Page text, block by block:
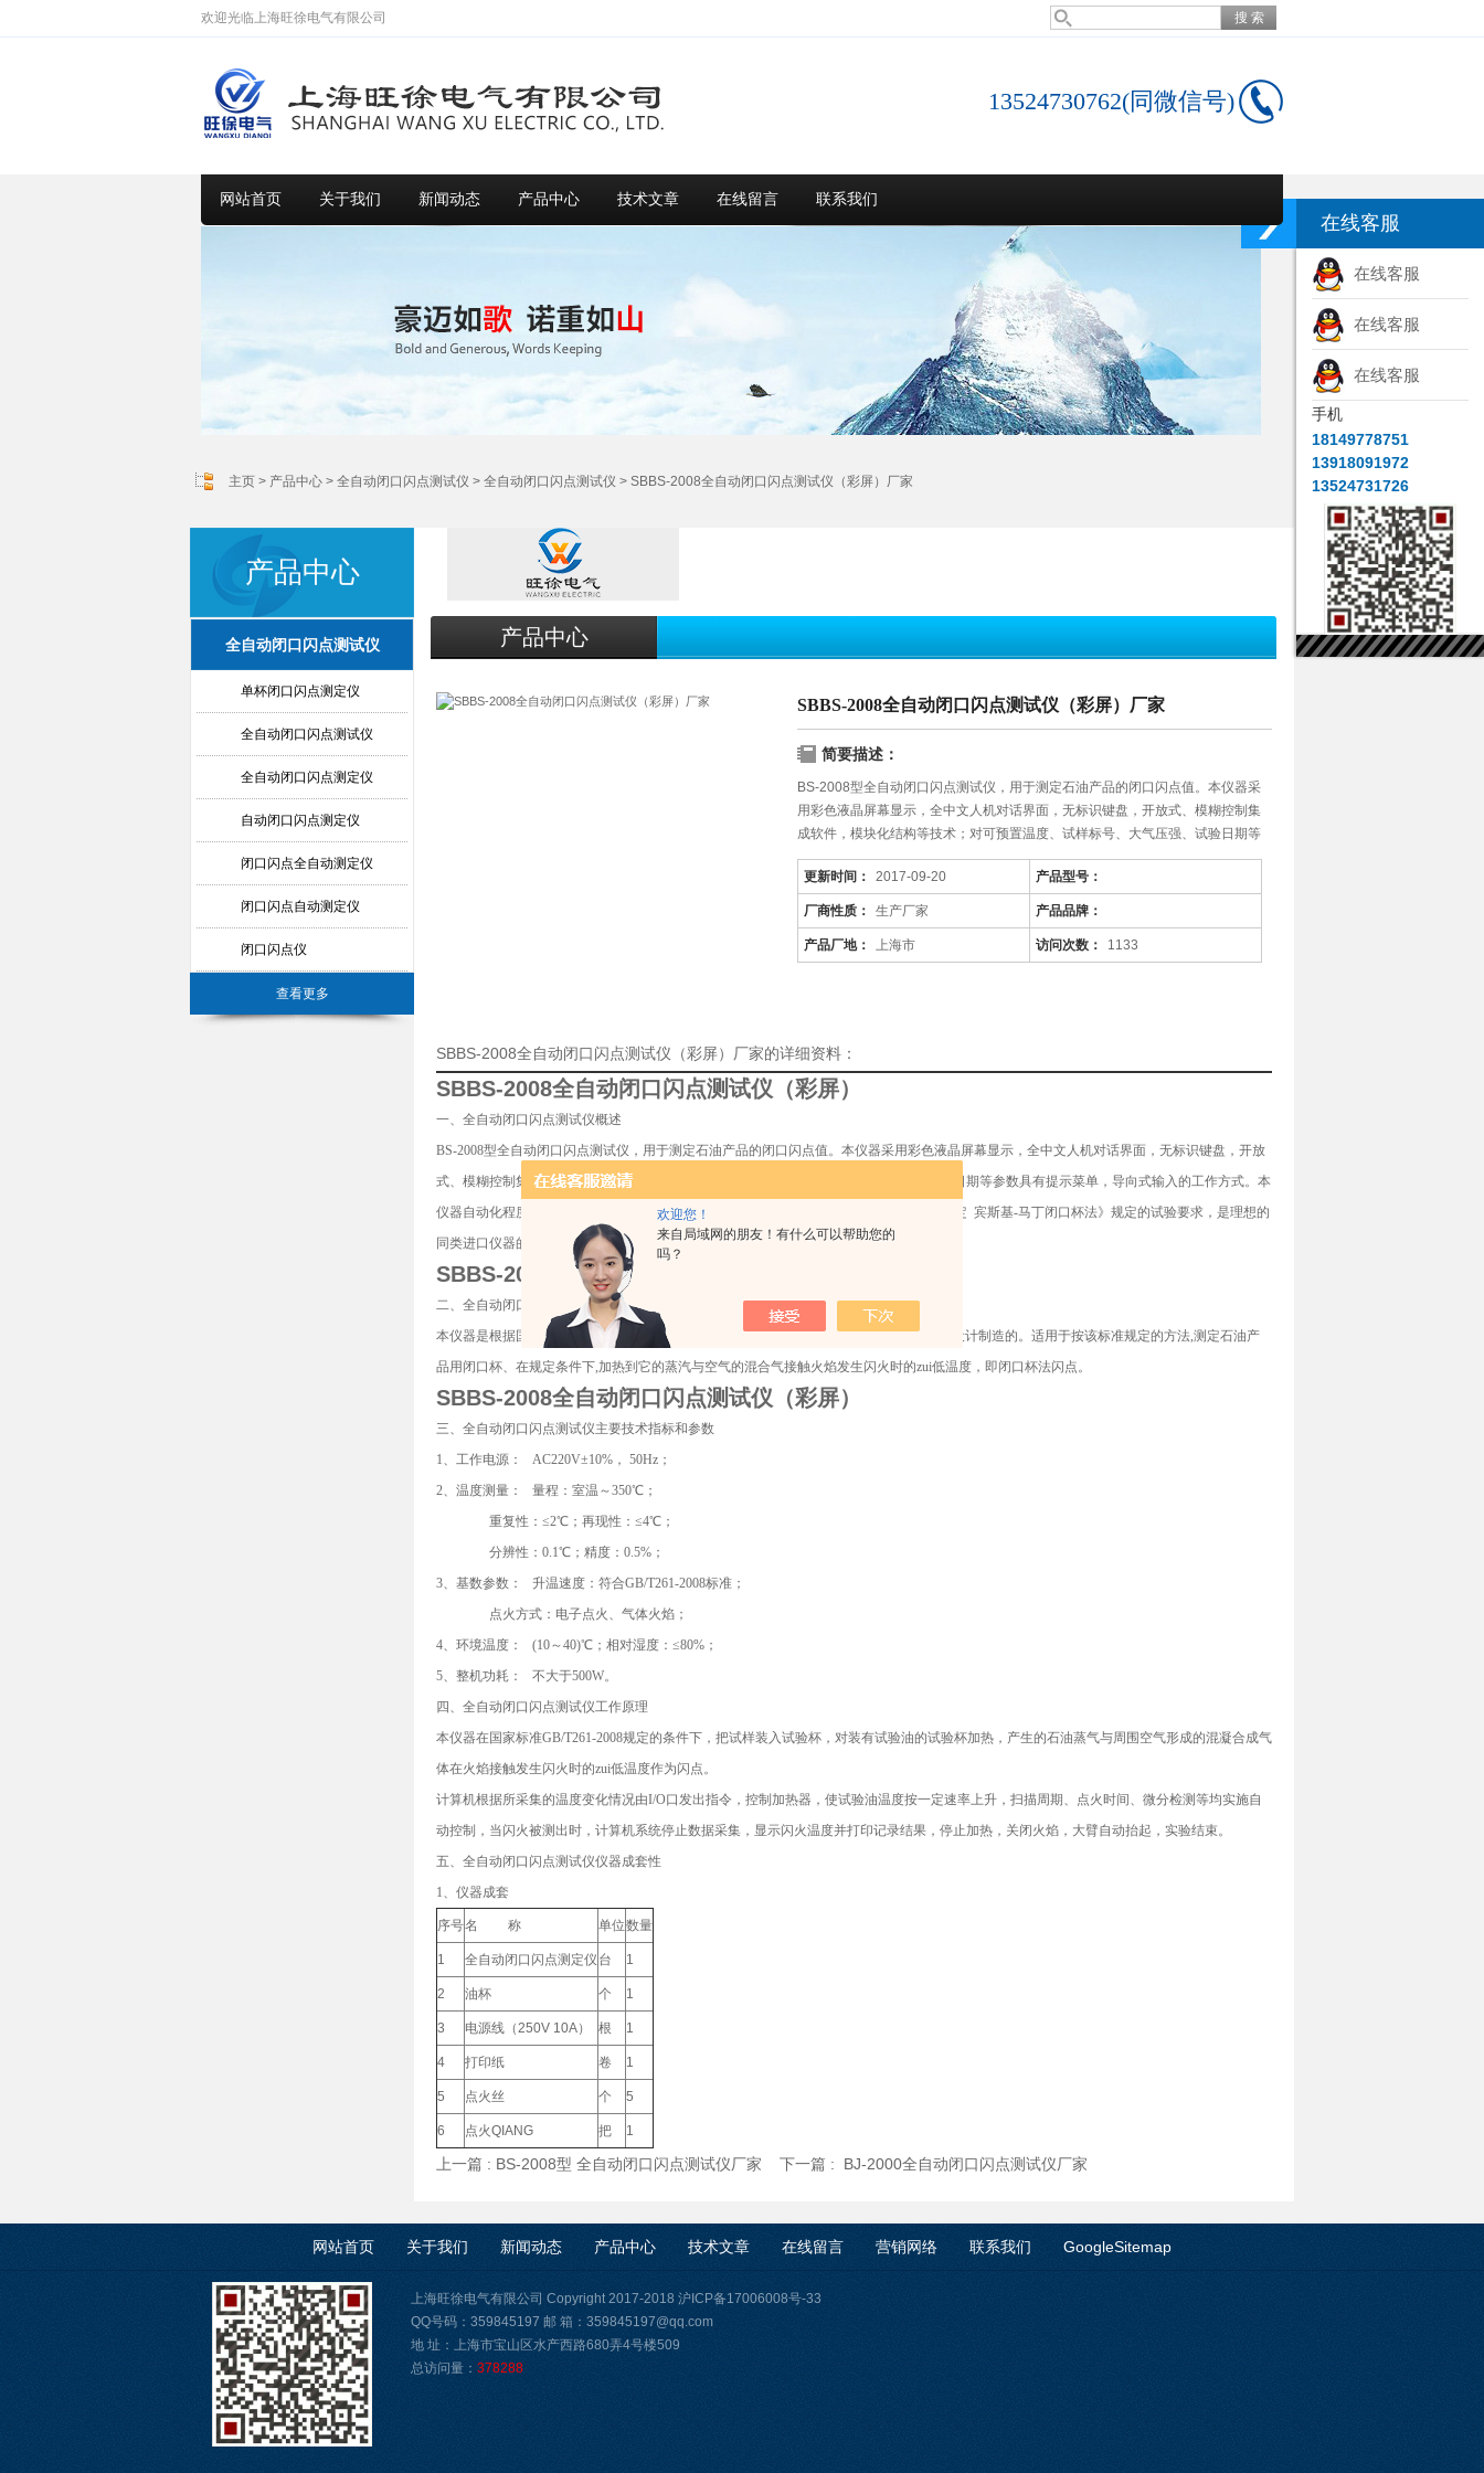
欢迎您！
来自局域网的朋友！有什么可以帮助您的
吗？
欢迎光临上海旺徐电气有限公司
13524730762(同微信号)
网站首页 关于我们 新闻动态 产品中心 技术文章 在线留言 联系我们
主页 > 产品中心 > 全自动闭口闪点测试仪 > 全自动闭口闪点测试仪 > SBBS-2008全自动闭口闪点测试仪（彩屏）厂家
产品中心
全自动闭口闪点测试仪
单杯闭口闪点测定仪
全自动闭口闪点测试仪
全自动闭口闪点测定仪
自动闭口闪点测定仪
闭口闪点全自动测定仪
闭口闪点自动测定仪
闭口闪点仪
查看更多
产品中心
SBBS-2008全自动闭口闪点测试仪（彩屏）厂家
简要描述：
BS-2008型全自动闭口闪点测试仪，用于测定石油产品的闭口闪点值。本仪器采
用彩色液晶屏幕显示，全中文人机对话界面，无标识键盘，开放式、模糊控制集
成软件，模块化结构等技术；对可预置温度、试样标号、大气压强、试验日期等
参
更新时间：
2017-09-20 产品型号：
厂商性质： 生产厂家 产品品牌：
产品厂地： 上海市 访问次数： 1133
SBBS-2008全自动闭口闪点测试仪（彩屏）厂家的详细资料：
SBBS-2008全自动闭口闪点测试仪（彩屏）
一、全自动闭口闪点测试仪概述
BS-2008型全自动闭口闪点测试仪，用于测定石油产品的闭口闪点值。本仪器采用彩色液晶屏幕显示，全中文人机对话界面，无标识键盘，开放
式、模糊控制集成软件，模块化结构等技术；对可预置温度、试样标号、大气压强、试验日期等参数具有提示菜单，导向式输入的工作方式。本
仪器自动化程度高，使用方便、快捷，符合中华人民共和国标准GB/T261-2008《闪点的测定 宾斯基-马丁闭口杯法》规定的试验要求，是理想的
同类进口仪器的替代产品，可广泛用于铁路、航空、电力、石油行业及科研部门。
SBBS-2008全自动闭口闪点测试仪（彩屏）
二、全自动闭口闪点测试仪适用标准及适用范围
本仪器是根据国家标准GB/T261-2008《闪点的测定 宾斯基-马丁闭口杯法》所规定的要求设计制造的。适用于按该标准规定的方法,测定石油产
品用闭口杯、在规定条件下,加热到它的蒸汽与空气的混合气接触火焰发生闪火时的zui低温度，即闭口杯法闪点。
SBBS-2008全自动闭口闪点测试仪（彩屏）
三、全自动闭口闪点测试仪主要技术指标和参数
1、工作电源： AC220V±10%， 50Hz；
2、温度测量： 量程：室温～350℃；
重复性：≤2℃；再现性：≤4℃；
分辨性：0.1℃；精度：0.5%；
3、基数参数： 升温速度：符合GB/T261-2008标准；
点火方式：电子点火、气体火焰；
4、环境温度： (10～40)℃；相对湿度：≤80%；
5、整机功耗： 不大于500W。
四、全自动闭口闪点测试仪工作原理
本仪器在国家标准GB/T261-2008规定的条件下，把试样装入试验杯，对装有试验油的试验杯加热，产生的石油蒸气与周围空气形成的混凝合成气
体在火焰接触发生闪火时的zui低温度作为闪点。
计算机根据所采集的温度变化情况由I/O口发出指令，控制加热器，使试验油温度按一定速率上升，扫描周期、点火时间、微分检测等均实施自
动控制，当闪火被测出时，计算机系统停止数据采集，显示闪火温度并打印记录结果，停止加热，关闭火焰，大臂自动抬起，实验结束。
五、全自动闭口闪点测试仪仪器成套性
1、仪器成套
序号名 称 单位数量
1 全自动闭口闪点测定仪 台 1
2 油杯 个 1
3 电源线（250V 10A） 根 1
4 打印纸 卷 1
5 点火丝 个 5
6 点火QIANG 把 1
上一篇 : BS-2008型 全自动闭口闪点测试仪厂家 下一篇 : BJ-2000全自动闭口闪点测试仪厂家
网站首页 关于我们 新闻动态 产品中心 技术文章 在线留言 营销网络 联系我们 GoogleSitemap
上海旺徐电气有限公司 Copyright 2017-2018 沪ICP备17006008号-33
QQ号码：359845197 邮 箱：359845197@qq.com
地 址：上海市宝山区水产西路680弄4号楼509
总访问量： 378288
在线客服
在线客服
在线客服
在线客服
手机
18149778751
13918091972
13524731726